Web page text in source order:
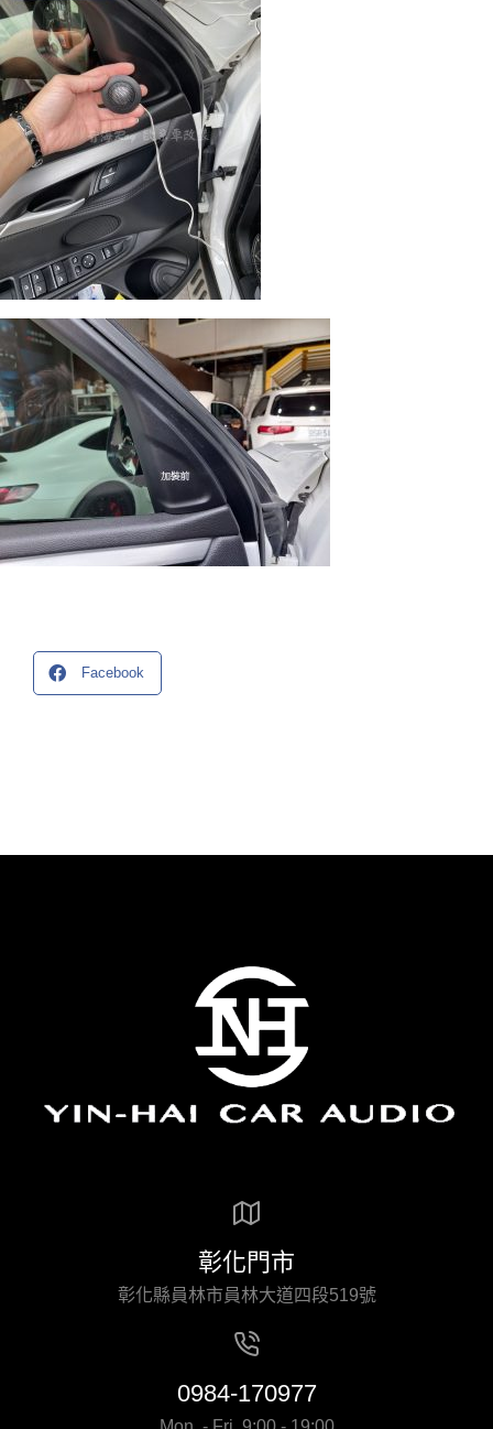
Facebook
彰化門市
彰化縣員林市員林大道四段519號
0984-170977